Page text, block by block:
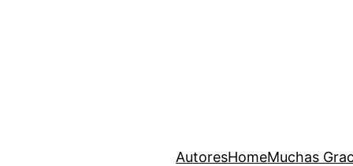
AutoresHomeMuchas